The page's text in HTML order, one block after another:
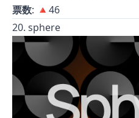
票数: 🔺46
20. sphere